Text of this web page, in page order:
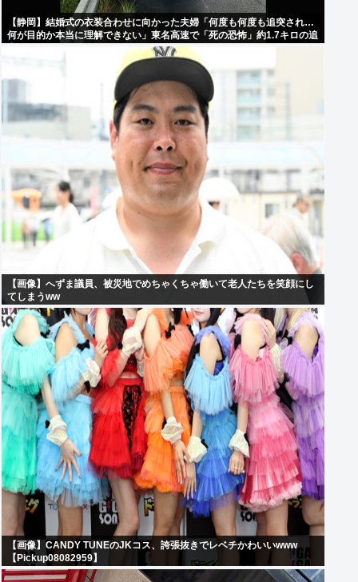
【静岡】結婚式の衣装合わせに向かった夫婦「何度も何度も追突され…
何が目的か本当に理解できない」東名高速で「死の恐怖」約1.7キロの追
【画像】へずま議員、被災地でめちゃくちゃ働いて老人たちを笑顔にし
てしまうww
【画像】CANDY TUNEのJKコス、誇張抜きでレベチかわいいwww
【Pickup08082959】